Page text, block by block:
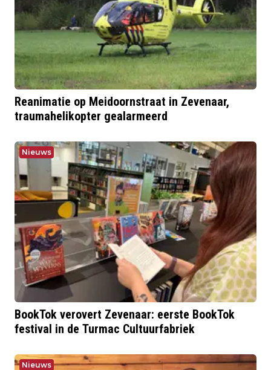
Reanimatie op Meidoornstraat in Zevenaar,
traumahelikopter gealarmeerd
Nieuws
BookTok verovert Zevenaar: eerste BookTok
festival in de Turmac Cultuurfabriek
Nieuws